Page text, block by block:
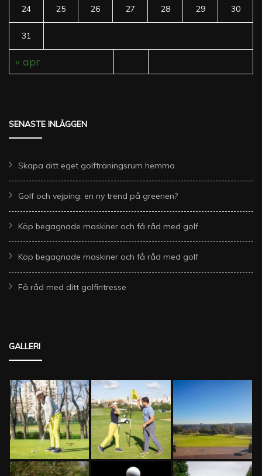
24 25 26 27 28 29 30
31
« apr
SENASTE INLÄGGEN
Skapa ditt eget golfträningsrum hemma
Golf och vejping: en ny trend på greenen?
Köp begagnade maskiner och få råd med golf
Köp begagnade maskiner och få råd med golf
Få råd med ditt golfintresse
GALLERI